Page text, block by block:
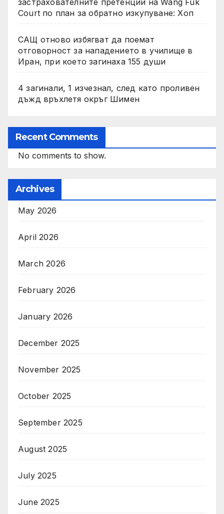
застрахователните претенции на Wang Fuk
Court по план за обратно изкупуване: Хоп
САЩ отново избягват да поемат
отговорност за нападението в училище в
Иран, при което загинаха 155 души
4 загинали, 1 изчезнал, след като проливен
дъжд връхлетя окръг Шимен
Recent Comments
No comments to show.
Archives
May 2026
April 2026
March 2026
February 2026
January 2026
December 2025
November 2025
October 2025
September 2025
August 2025
July 2025
June 2025